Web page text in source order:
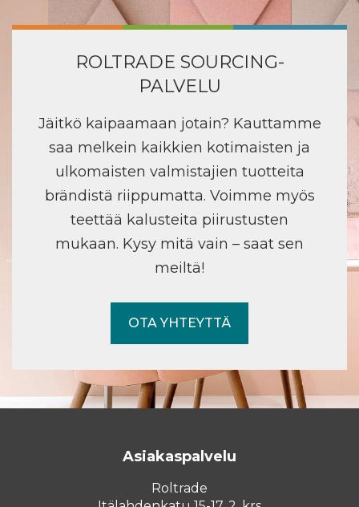
ROLTRADE SOURCING-
PALVELU
Jäitkö kaipaamaan jotain? Kauttamme
saa melkein kaikkien kotimaisten ja
ulkomaisten valmistajien tuotteita
brändistä riippumatta. Voimme myös
teettää kalusteita piirustusten
mukaan. Kysy mitä vain – saat sen
meiltä!
OTA YHTEYTTÄ
Asiakaspalvelu
Roltrade